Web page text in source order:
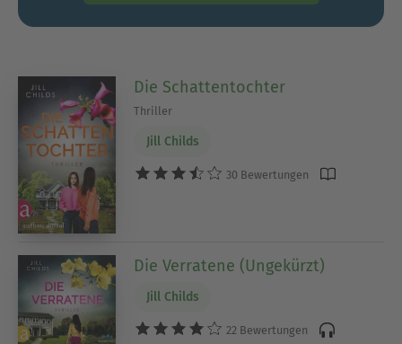
Die Schattentochter
Thriller
Jill Childs
30 Bewertungen
Die Verratene (Ungekürzt)
Jill Childs
22 Bewertungen